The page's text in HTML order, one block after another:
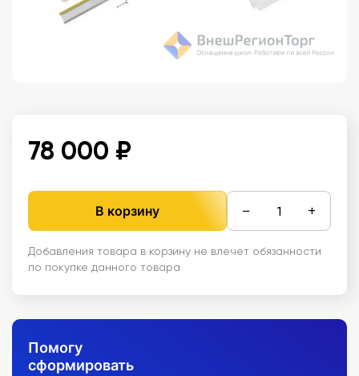
78 000 ₽
В корзину − +
Добавления товара в корзину не влечет обязанности
по покупке данного товара
Помогу
сформировать